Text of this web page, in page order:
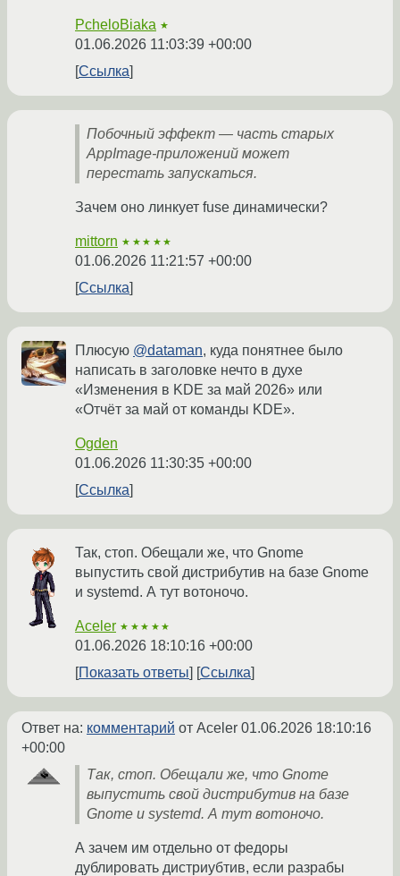
PcheloBiaka ★
01.06.2026 11:03:39 +00:00
Ссылка
Побочный эффект — часть старых
AppImage-приложений может
перестать запускаться.
Зачем оно линкует fuse динамически?
mittorn ★★★★★
01.06.2026 11:21:57 +00:00
Ссылка
Плюсую @dataman, куда понятнее было
написать в заголовке нечто в духе
«Изменения в KDE за май 2026» или
«Отчёт за май от команды KDE».
Ogden
01.06.2026 11:30:35 +00:00
Ссылка
Так, стоп. Обещали же, что Gnome
выпустить свой дистрибутив на базе Gnome
и systemd. А тут вотоночо.
Aceler ★★★★★
01.06.2026 18:10:16 +00:00
Показать ответы
Ссылка
Ответ на: комментарий от Aceler 01.06.2026 18:10:16
+00:00
Так, стоп. Обещали же, что Gnome
выпустить свой дистрибутив на базе
Gnome и systemd. А тут вотоночо.
А зачем им отдельно от федоры
дублировать дистриубтив, если разрабы